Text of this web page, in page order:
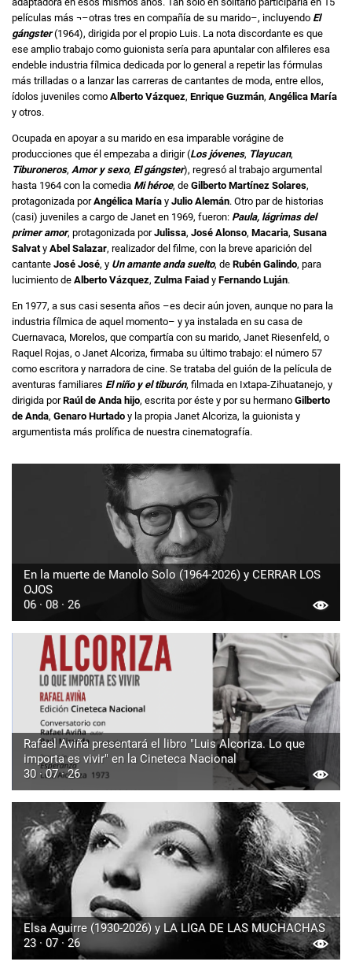
películas más ¬–otras tres en compañía de su marido–, incluyendo El
gángster(1964), dirigida por el propio Luis. La nota discordante es que
ese amplio trabajo como guionista sería para apuntalar con alfileres esa
endeble industria fílmica dedicada por lo general a repetir las fórmulas
más trilladas o a lanzar las carreras de cantantes de moda, entre ellos,
ídolos juveniles como Alberto Vázquez, Enrique Guzmán, Angélica María
y otros.
Ocupada en apoyar a su marido en esa imparable vorágine de
producciones que él empezaba a dirigir (Los jóvenes, Tlayucan,
Tiburoneros, Amor y sexo, El gángster), regresó al trabajo argumental
hasta 1964 con la comedia Mi héroe, de Gilberto Martínez Solares,
protagonizada porAngélica María y Julio Alemán. Otro par de historias
(casi) juveniles a cargo de Janet en 1969, fueron: Paula, lágrimas del
primer amor, protagonizada porJulissa, José Alonso, Macaria, Susana
Salvaty Abel Salazar, realizador del filme, con la breve aparición del
cantante José José, y Un amante anda suelto, de Rubén Galindo, para
lucimiento de Alberto Vázquez, Zulma Faiad y Fernando Luján.
En 1977, a sus casi sesenta años –es decir aún joven, aunque no para la
industria fílmica de aquel momento– y ya instalada en su casa de
Cuernavaca, Morelos, que compartía con su marido, Janet Riesenfeld, o
Raquel Rojas, o Janet Alcoriza, firmaba su último trabajo: el número 57
como escritora y narradora de cine. Se trataba del guión de la película de
aventuras familiares El niño y el tiburón, filmada en Ixtapa-Zihuatanejo, y
dirigida porRaúl de Anda hijo, escrita por éste y por su hermano Gilberto
de Anda, Genaro Hurtado y la propia Janet Alcoriza, la guionista y
argumentista más prolífica de nuestra cinematografía.
En la muerte de Manolo Solo (1964-2026) y CERRAR LOS
OJOS
06 · 08 · 26
Rafael Aviña presentará el libro "Luis Alcoriza. Lo que
importa es vivir" en la Cineteca Nacional
30 · 07 · 26
Elsa Aguirre (1930-2026) y LA LIGA DE LAS MUCHACHAS
23 · 07 · 26